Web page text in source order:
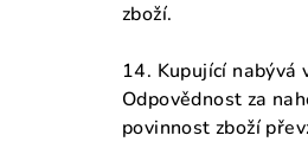
zboží.
14. Kupující nabývá
Odpovědnost za
povinnost zboží